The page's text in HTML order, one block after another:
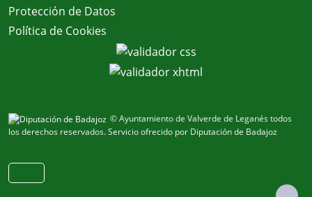
Protección de Datos
Política de Cookies
© Ayuntamiento de Valverde de Leganés todos
los derechos reservados.Servicio ofrecido por Diputación de Badajoz